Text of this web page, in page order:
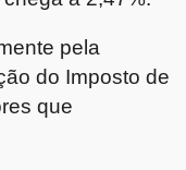
pela
do Imposto de
que